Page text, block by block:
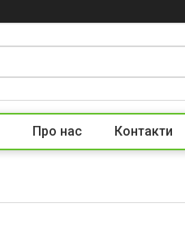
Про нас Контакти